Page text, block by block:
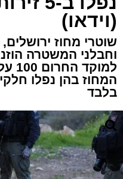
(וידאו)
שוטרי מחוז
וחבלני המשטרה
המחוז בהן נפלו
בלבד